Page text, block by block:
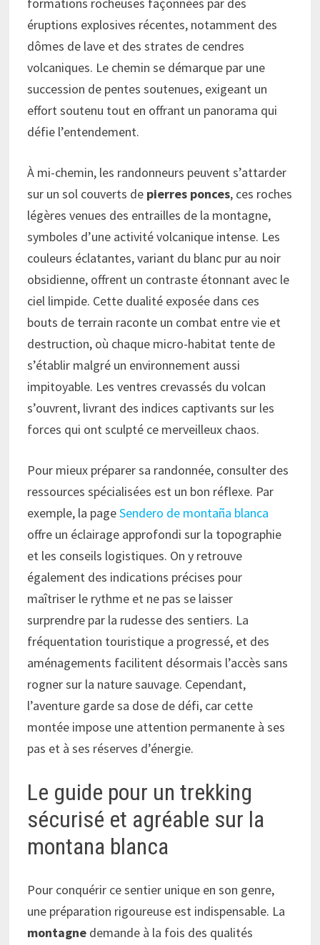
formations rocheuses façonnées par des
éruptions explosives récentes, notamment des
dômes de lave et des strates de cendres
volcaniques. Le chemin se démarque par une
succession de pentes soutenues, exigeant un
effort soutenu tout en offrant un panorama qui
défie l’entendement.
À mi-chemin, les randonneurs peuvent s’attarder
sur un sol couverts de pierres ponces, ces roches
légères venues des entrailles de la montagne,
symboles d’une activité volcanique intense. Les
couleurs éclatantes, variant du blanc pur au noir
obsidienne, offrent un contraste étonnant avec le
ciel limpide. Cette dualité exposée dans ces
bouts de terrain raconte un combat entre vie et
destruction, où chaque micro-habitat tente de
s’établir malgré un environnement aussi
impitoyable. Les ventres crevassés du volcan
s’ouvrent, livrant des indices captivants sur les
forces qui ont sculpté ce merveilleux chaos.
Pour mieux préparer sa randonnée, consulter des
ressources spécialisées est un bon réflexe. Par
exemple, la pageSendero de montaña blanca
offre un éclairage approfondi sur la topographie
et les conseils logistiques. On y retrouve
également des indications précises pour
maîtriser le rythme et ne pas se laisser
surprendre par la rudesse des sentiers. La
fréquentation touristique a progressé, et des
aménagements facilitent désormais l’accès sans
rogner sur la nature sauvage. Cependant,
l’aventure garde sa dose de défi, car cette
montée impose une attention permanente à ses
pas et à ses réserves d’énergie.
Le guide pour un trekking
sécurisé et agréable sur la
montana blanca
Pour conquérir ce sentier unique en son genre,
une préparation rigoureuse est indispensable. La
montagne demande à la fois des qualités